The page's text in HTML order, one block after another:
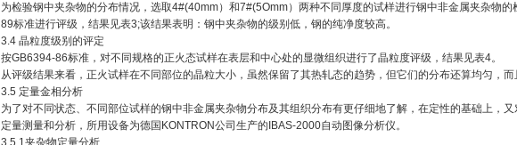
为检验钢中夹杂物的分布情况，选取4#(40mm）和7#(5Omm）两种不同厚度的试样进行钢中非金属夹杂物
89标准进行评级，结果见表3;该结果表明：钢中夹杂物的级别低，钢的纯净度较高。
3.4 晶粒度级别的评定
按GB6394-86标准，对不同规格的正火态试样在表层和中心处的显微组织进行了晶粒度评级，结果见表4。
从评级结果来看，正火试样在不同部位的晶粒大小，虽然保留了其热轧态的趋势，但它们的分布还算均匀，而
3.5 定量金相分析
为了对不同状态、不同部位试样的钢中非金属夹杂物分布及其组织分布有更仔细地了解，在定性的基础上，
定量测量和分析，所用设备为德国KONTRON公司生产的IBAS-2000自动图像分析仪。
3.5.1夹杂物定量分析